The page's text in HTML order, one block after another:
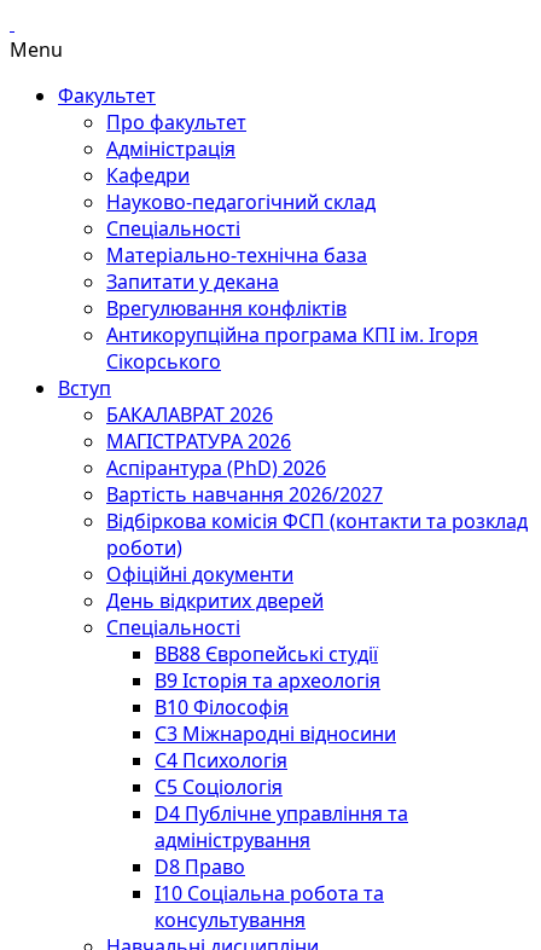
Menu
Факультет
Про факультет
Адміністрація
Кафедри
Науково-педагогічний склад
Спеціальності
Матеріально-технічна база
Запитати у декана
Врегулювання конфліктів
Антикорупційна програма КПІ ім. Ігоря
Сікорського
Вступ
БАКАЛАВРАТ 2026
МАГІСТРАТУРА 2026
Аспірантура (PhD) 2026
Вартість навчання 2026/2027
Відбіркова комісія ФСП (контакти та розклад
роботи)
Офіційні документи
День відкритих дверей
Спеціальності
BВ88 Європейські студії
B9 Історія та археологія
B10 Філософія
C3 Міжнародні відносини
C4 Психологія
С5 Соціологія
D4 Публічне управління та
адміністрування
D8 Право
I10 Соціальна робота та
консультування